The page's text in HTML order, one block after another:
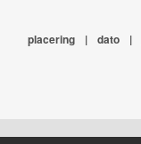
placering | dato |